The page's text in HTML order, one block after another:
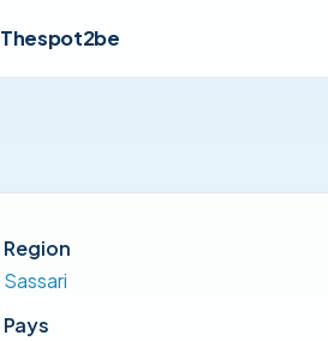
Thespot2be
Region
Sassari
Pays